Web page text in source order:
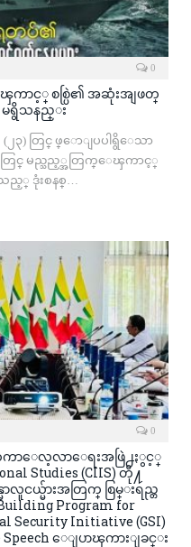
0
ာင့္ စစ္ပြဲ၏ အဆုံးအျဖတ္
မရွိသနည္း
၃) တြင္ ဖ္ောျပပါရွိေသာ
တြင္ မည္သည့္အတြက္ေၾကာင့္
သည့္ ဒုံးစနစ္…
0
တကာေလ့လာေရးအဖြဲ႕ႏွင့္
Studies (CIIS) တို႔
လူငယ္မ်ားအတြက္ စြမ္းရည္တ
Program for
Security Initiative (GSI)
Speech ေျပာၾကားျခင္း